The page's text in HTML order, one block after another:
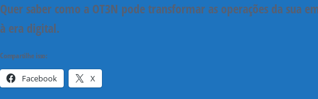
Quer saber como a OT3N pode transformar as operações da sua
à era digital.
Compartilhe isso:
Facebook X